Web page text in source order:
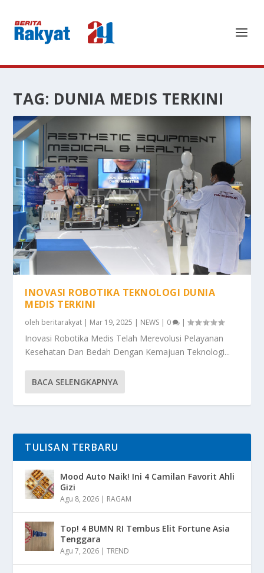
TAG: DUNIA MEDIS TERKINI
INOVASI ROBOTIKA TEKNOLOGI DUNIA
MEDIS TERKINI
oleh beritarakyat | Mar 19, 2025 | NEWS | 0 |
Inovasi Robotika Medis Telah Merevolusi Pelayanan
Kesehatan Dan Bedah Dengan Kemajuan Teknologi...
BACA SELENGKAPNYA
TULISAN TERBARU
Mood Auto Naik! Ini 4 Camilan Favorit Ahli
Gizi
Agu 8, 2026 | RAGAM
Top! 4 BUMN RI Tembus Elit Fortune Asia
Tenggara
Agu 7, 2026 |TREND